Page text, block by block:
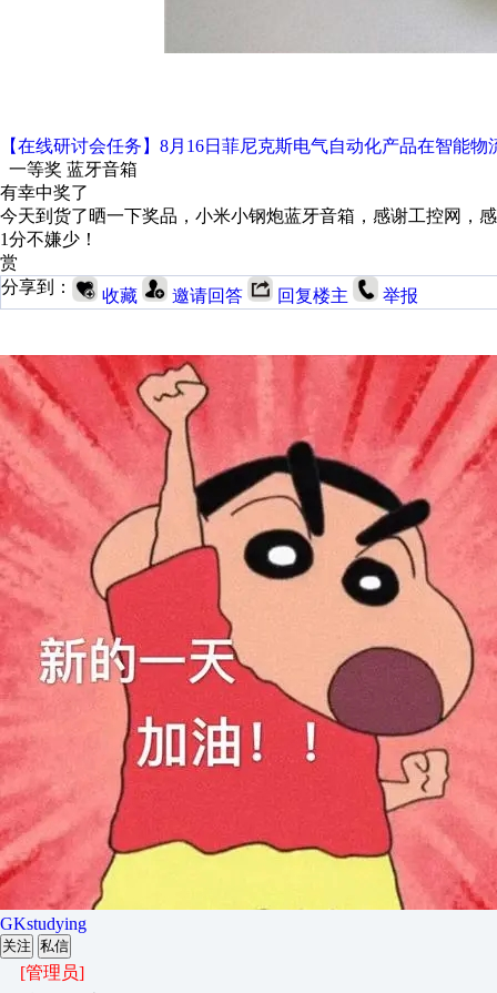
【在线研讨会任务】8月16日菲尼克斯电气自动化产品在智能物
一等奖 蓝牙音箱
有幸中奖了
今天到货了晒一下奖品，小米小钢炮蓝牙音箱，感谢工控网，
1分不嫌少！
赏
分享到：
收藏 邀请回答 回复楼主 举报
GKstudying
关注 私信
[管理员]